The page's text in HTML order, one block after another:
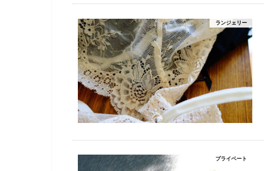
ランジェリー
プライベート